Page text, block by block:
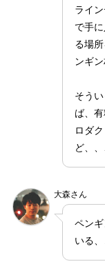
ライ
で手
る場
ンギ
そう
ば、
ロダ
ど、
大森さん
ペン
いる、